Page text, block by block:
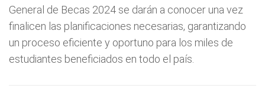
General de Becas 2024 se darán a conocer una vez
finalicen las planificaciones necesarias, garantizando
un proceso eficiente y oportuno para los miles de
estudiantes beneficiados en todo el país.